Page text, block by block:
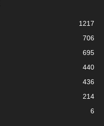
1217
706
695
440
436
214
6